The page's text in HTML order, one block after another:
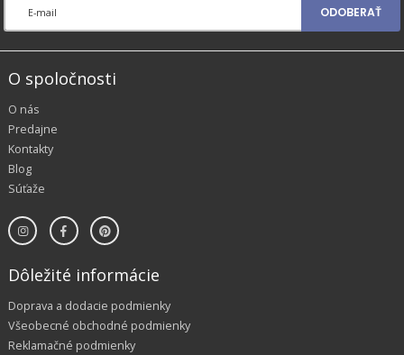
ODOBERAŤ
O spoločnosti
O nás
Predajne
Kontakty
Blog
Súťaže
Dôležité informácie
Doprava a dodacie podmienky
Všeobecné obchodné podmienky
Reklamačné podmienky